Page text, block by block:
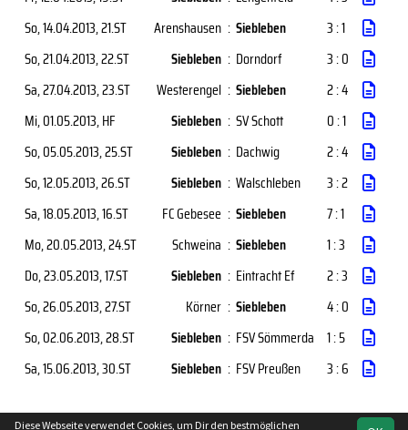
So, 14.04.2013, 21.ST Arenshausen : Siebleben
3 : 1
So, 21.04.2013, 22.ST Siebleben : Dorndorf
3 : 0
Sa, 27.04.2013, 23.ST Westerengel : Siebleben
2 : 4
Mi, 01.05.2013, HF Siebleben : SV Schott
0 : 1
So, 05.05.2013, 25.ST Siebleben : Dachwig
2 : 4
So, 12.05.2013, 26.ST Siebleben : Walschleben
3 : 2
Sa, 18.05.2013, 16.ST FC Gebesee : Siebleben
7 : 1
Mo, 20.05.2013, 24.ST Schweina : Siebleben
1 : 3
Do, 23.05.2013, 17.ST Siebleben : Eintracht Ef
2 : 3
So, 26.05.2013, 27.ST Körner : Siebleben
4 : 0
So, 02.06.2013, 28.ST Siebleben : FSV Sömmerda 1 : 5
Sa, 15.06.2013, 30.ST Siebleben : FSV Preußen 3 : 6
Diese Webseite verwendet Cookies, um Dir den bestmöglichen